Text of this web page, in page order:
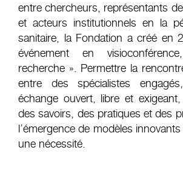
entre chercheurs, représentants
et acteurs institutionnels en la
sanitaire, la Fondation a créé en
événement en
recherche ». Permettre la
entre des spécialistes
échange ouvert, libre et
des savoirs, des pratiques et des
l’émergence de modèles
une nécessité.